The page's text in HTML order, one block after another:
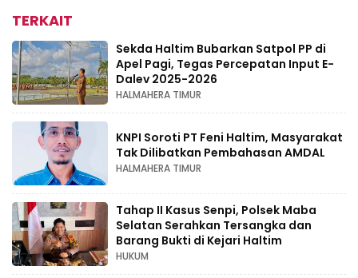
TERKAIT
Sekda Haltim Bubarkan Satpol PP di
Apel Pagi, Tegas Percepatan Input E-
Dalev 2025-2026
HALMAHERA TIMUR
KNPI Soroti PT Feni Haltim, Masyarakat
Tak Dilibatkan Pembahasan AMDAL
HALMAHERA TIMUR
Tahap II Kasus Senpi, Polsek Maba
Selatan Serahkan Tersangka dan
Barang Bukti di Kejari Haltim
HUKUM